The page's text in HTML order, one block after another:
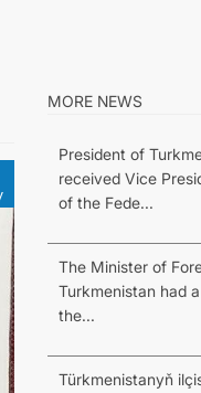
MORE NEWS
President of
received Vice
of the Fede...
The Minister of
Turkmenistan had
the...
Türkmenistanyň